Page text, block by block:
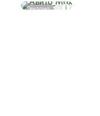
Реклама